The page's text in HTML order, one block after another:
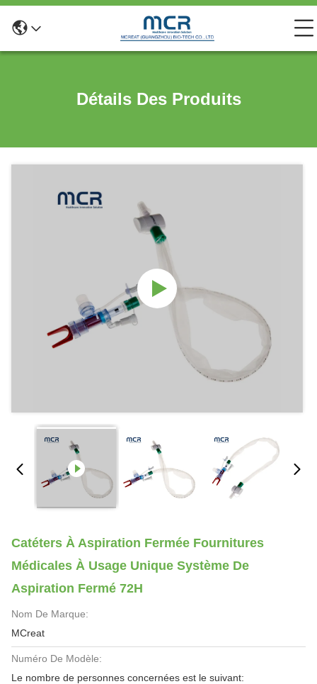
Détails Des Produits
Catéters À Aspiration Fermée Fournitures
Médicales À Usage Unique Système De
Aspiration Fermé 72H
Nom De Marque:
MCreat
Numéro De Modèle:
Le nombre de personnes concernées est le suivant: